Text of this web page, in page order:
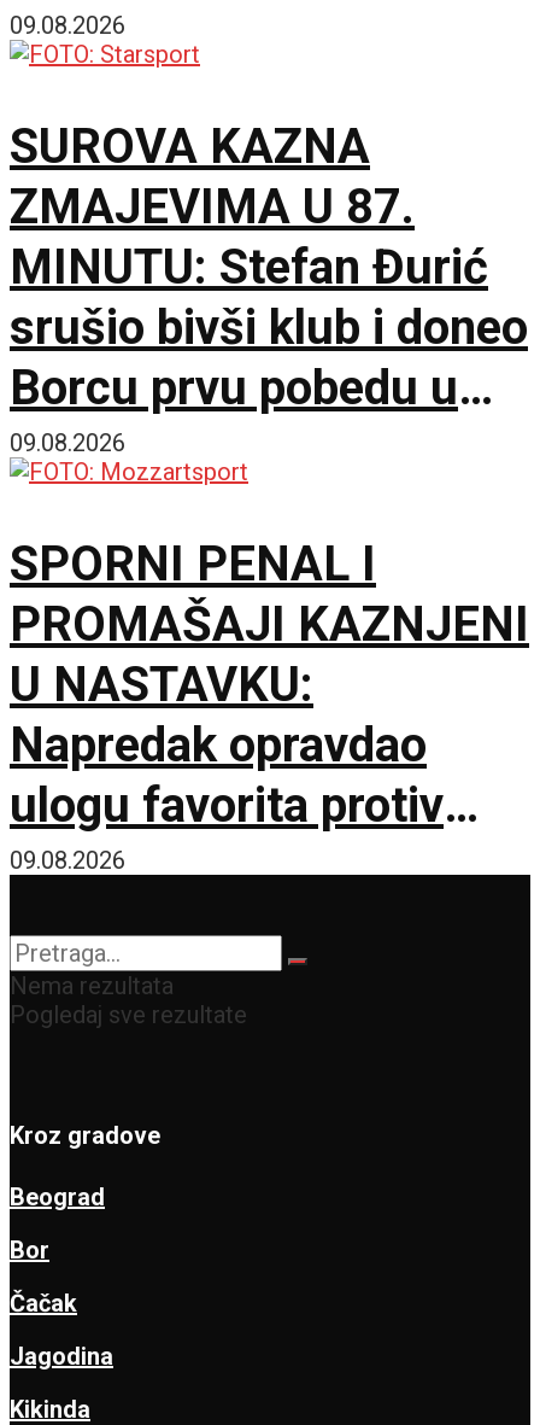
bedem, Pazarci
Bogdana!
09.08.2026
SUROVA KAZNA
ZMAJEVIMA U 87.
MINUTU: Stefan Đurić
srušio bivši klub i doneo
Borcu prvu pobedu u
sezoni!
09.08.2026
SPORNI PENAL I
PROMAŠAJI KAZNJENI
U NASTAVKU:
Napredak opravdao
ulogu favorita protiv
novajlije u prvenstvu!
09.08.2026
Nema rezultata
Pogledaj sve rezultate
Kroz gradove
Beograd
Bor
Čačak
Jagodina
Kikinda